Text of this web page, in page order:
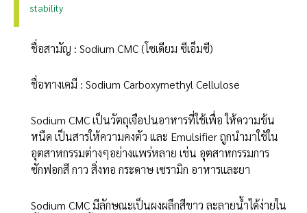
stability
ชื่อสามัญ : Sodium CMC (โซเดียม ซีเอ็มซี)
ชื่อทางเคมี : Sodium Carboxymethyl Cellulose
Sodium CMC เป็นวัตถุเจือปนอาหารที่ใช้เพื่อ ให้ความข้น
หนืด เป็นสารให้ความคงตัว และ Emulsifier ถูกนำมาใช้ใน
อุตสาหกรรมต่างๆอย่างแพร่หลาย เช่น อุตสาหกรรมการ
ซักฟอกสี กาว สิ่งทอ กระดาษ เซรามิก อาหารและยา
Sodium CMC มีลักษณะเป็นผงผลึกสีขาว ละลายน้ำได้ง่ายใน